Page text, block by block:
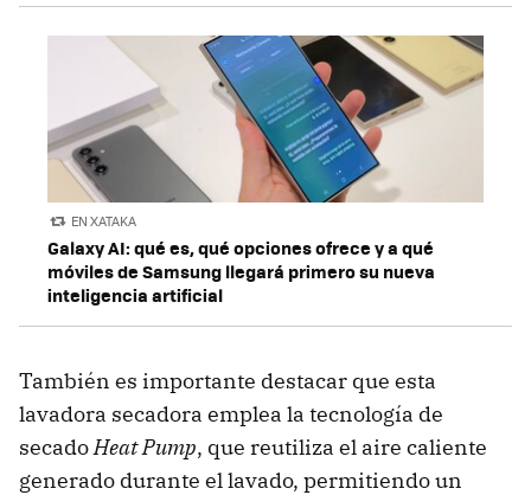
EN XATAKA
Galaxy AI: qué es, qué opciones ofrece y a qué
móviles de Samsung llegará primero su nueva
inteligencia artificial
También es importante destacar que esta
lavadora secadora emplea la tecnología de
secadoHeat Pump, que reutiliza el aire caliente
generado durante el lavado, permitiendo un